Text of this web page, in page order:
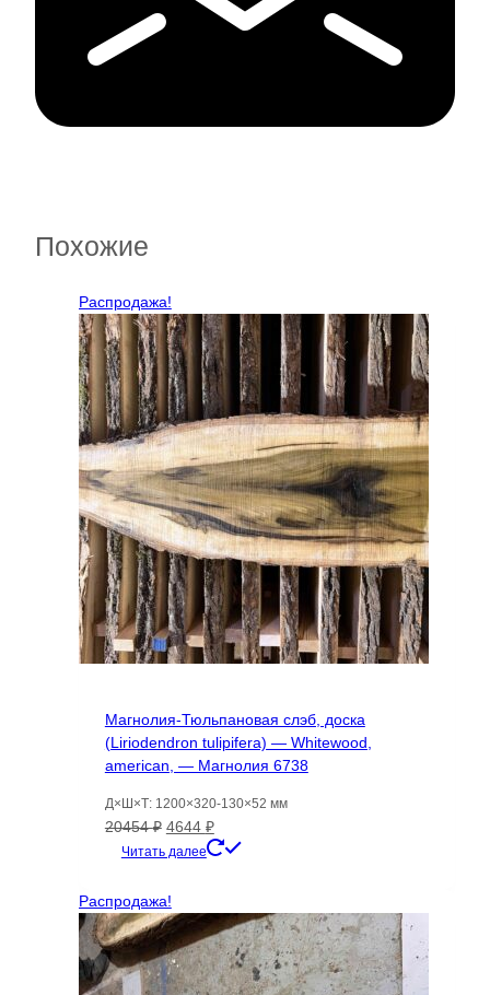
Похожие
Распродажа!
Магнолия-Тюльпановая слэб, доска
(Liriodendron tulipifera) — Whitewood,
american, — Магнолия 6738
Д×Ш×Т: 1200×320-130×52 мм
20454₽ Первоначальная
цена
20454 ₽.
4644 ₽Текущая
цена:
Читать далее
Распродажа!